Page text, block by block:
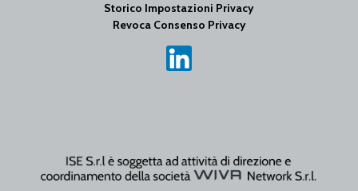
Storico Impostazioni Privacy
Revoca Consenso Privacy